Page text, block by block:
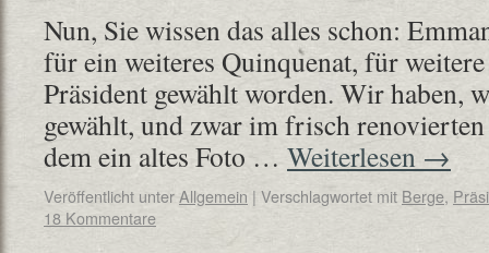
Nun, Sie wissen das alles schon:
für ein weiteres Quinquenat, für
Präsident gewählt worden. Wir haben,
gewählt, und zwar im frisch
dem ein altes Foto … Weiterlesen →
Veröffentlicht unterAllgemein | Verschlagwortet mit Berge,
18 Kommentare